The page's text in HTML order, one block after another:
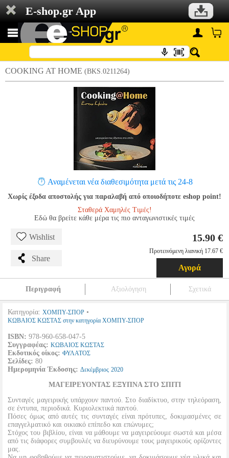
E-shop.gr App
COOKING AT HOME (BKS.0211264)
Αναμένεται νέα διαθεσιμότητα μετά τις 24-8
Χωρίς έξοδα αποστολής για παραλαβή από οποιοδήποτε eshop point!
Σταθερά Χαμηλές Τιμές!
Εδώ θα βρείτε κάθε μέρα τις πιο ανταγωνιστικές τιμές
Wishlist
Share
15.90 €
Προτεινόμενη λιανική 17.67 €
Αγορά
Περιγραφή Αξιολόγηση Σχετικά
Κατηγορία: ΧΟΜΠΥ-ΣΠΟΡ •
ΚΩΒΑΙΟΣ ΚΩΣΤΑΣ στην κατηγορία ΧΟΜΠΥ-ΣΠΟΡ
ISBN: 978-960-658-047-5
Συγγραφέας: ΚΩΒΑΙΟΣ ΚΩΣΤΑΣ
Εκδοτικός οίκος: ΦΥΛΑΤΟΣ
Σελίδες: 80
Ημερομηνία Έκδοσης: Δεκέμβριος 2020
ΜΑΓΕΙΡΕΥΟΝΤΑΣ ΕΞΥΠΝΑ ΣΤΟ ΣΠΙΤΙ
Συνταγές μαγειρικής υπάρχουν παντού. Στο διαδίκτυο, στην τηλεόραση,
σε έντυπα, περιοδικά. Κυριολεκτικά παντού.
Πόσες όμως από αυτές τις συνταγές είναι πρότυπες, δοκιμασμένες σε
επαγγελματικό και οικιακό επίπεδο και επώνυμες;
Στόχος του βιβλίου, είναι να μάθουμε να μαγειρεύουμε σωστά και μέσα
από τις διάφορες συμβουλές να διευρύνουμε τους μαγειρικούς ορίζοντες
μας.